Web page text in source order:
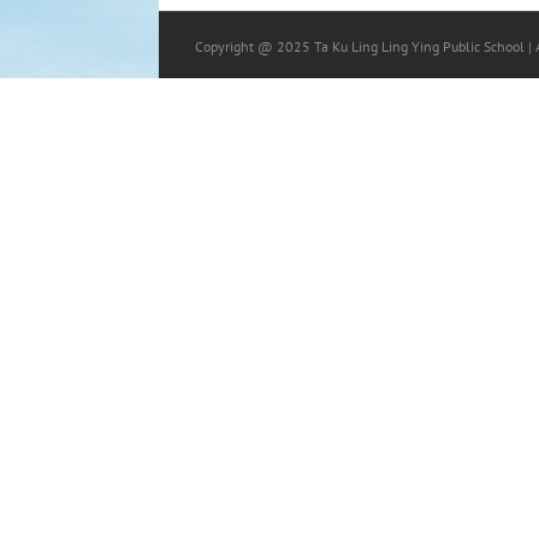
Copyright @ 2025 Ta Ku Ling Ling Ying Public School |